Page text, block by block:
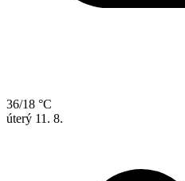
36/18 °C
úterý 11. 8.